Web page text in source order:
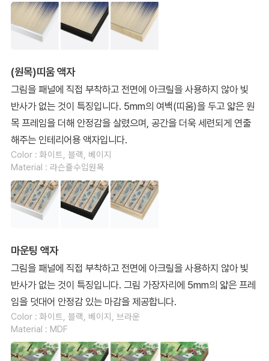
(원목)띠움 액자
그림을 패널에 직접 부착하고 전면에 아크릴을 사용하지 않아 빛
반사가 없는 것이 특징입니다. 5mm의 여백(띠움)을 두고 얇은 원
목 프레임을 더해 안정감을 살렸으며, 공간을 더욱 세련되게 연출
해주는 인테리어용 액자입니다.
Color : 화이트, 블랙, 베이지
Material : 라슨쥴수입원목
마운팅 액자
그림을 패널에 직접 부착하고 전면에 아크릴을 사용하지 않아 빛
반사가 없는 것이 특징입니다. 그림 가장자리에 5mm의 얇은 프레
임을 덧대어 안정감 있는 마감을 제공합니다.
Color : 화이트, 블랙, 베이지, 브라운
Material : MDF